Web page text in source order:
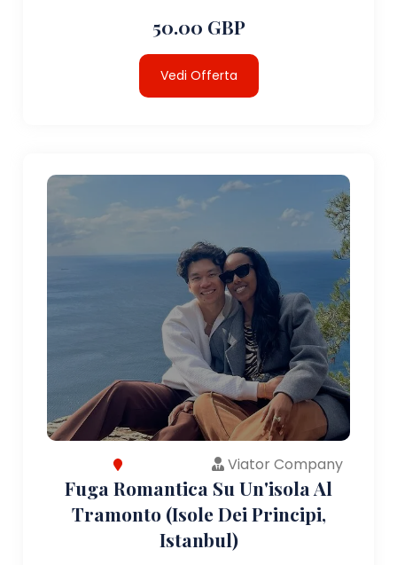
50.00 GBP
Vedi Offerta
Viator Company
Fuga Romantica Su Un'isola Al
Tramonto (Isole Dei Principi,
Istanbul)